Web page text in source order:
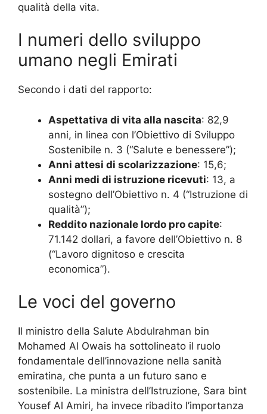
qualità della vita.
I numeri dello sviluppo
umano negli Emirati
Secondo i dati del rapporto:
Aspettativa di vita alla nascita: 82,9
anni, in linea con l’Obiettivo di Sviluppo
Sostenibile n. 3 (“Salute e benessere”);
Anni attesi di scolarizzazione: 15,6;
Anni medi di istruzione ricevuti: 13, a
sostegno dell’Obiettivo n. 4 (“Istruzione di
qualità”);
Reddito nazionale lordo pro capite:
71.142 dollari, a favore dell’Obiettivo n. 8
(“Lavoro dignitoso e crescita
economica”).
Le voci del governo
Il ministro della Salute Abdulrahman bin
Mohamed Al Owais ha sottolineato il ruolo
fondamentale dell’innovazione nella sanità
emiratina, che punta a un futuro sano e
sostenibile. La ministra dell’Istruzione, Sara bint
Yousef Al Amiri, ha invece ribadito l’importanza